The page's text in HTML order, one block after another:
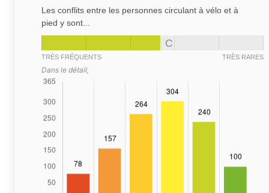
Les conflits entre les personnes circulant à vélo et à
pied y sont...
C
TRÈS FRÉQUENTS TRÈS RARES
Dans le détail,